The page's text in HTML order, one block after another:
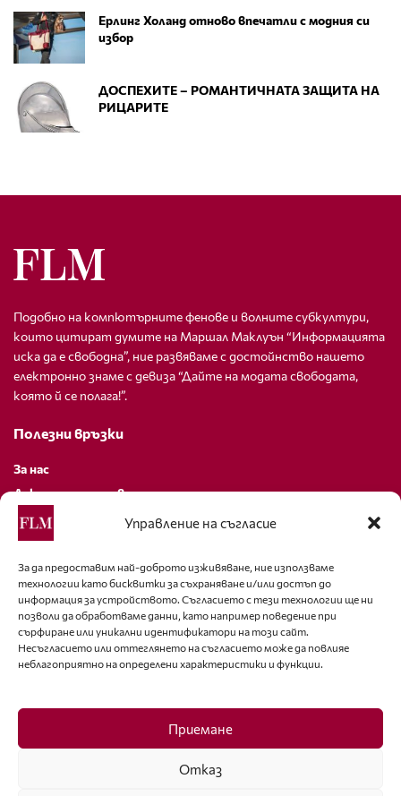
Управление на съгласие
За да предоставим най-доброто изживяване, ние използваме
технологии като бисквитки за съхраняване и/или достъп до
информация за устройството. Съгласието с тези технологии ще ни
позволи да обработваме данни, като например поведение при
сърфиране или уникални идентификатори на този сайт.
Несъгласието или оттеглянето на съгласието може да повлияе
неблагоприятно на определени характеристики и функции.
Приемане
Отказ
Ерлинг Холанд отново впечатли с модния си
избор
ДОСПЕХИТЕ – РОМАНТИЧНАТА ЗАЩИТА НА
РИЦАРИТЕ
Подобно на компютърните фенове и волните субкултури,
които цитират думите на Маршал Маклуън “Информацията
иска да е свободна”, ние развяваме с достойнство нашето
електронно знаме с девиза “Дайте на модата свободата,
която й се полага!”.
Полезни връзки
За нас
Декларация за поверителност
Политика за бисквитки
За контакти
editor@fashion-lifestyle.net
+359 88 227 33 47
Последвайте ни
Facebook